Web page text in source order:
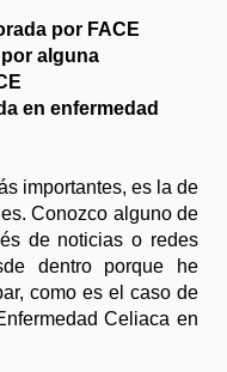
por FACE
alguna
en enfermedad
importantes, es la de
Conozco alguno de
de noticias o redes
dentro porque he
como es el caso de
Celiaca en